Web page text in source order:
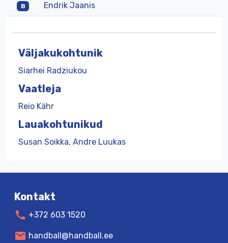
B Endrik Jaanis
Väljakukohtunik
Siarhei Radziukou
Vaatleja
Reio Kähr
Lauakohtunikud
Susan Soikka, Andre Luukas
Kontakt
call +372 603 1520
mail handball@handball.ee